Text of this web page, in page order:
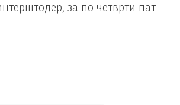
за по четврти пат